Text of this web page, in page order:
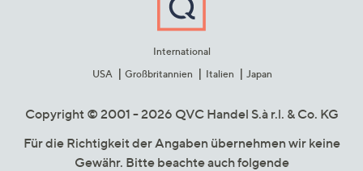
International
USA
Großbritannien Italien Japan
Copyright © 2001 - 2026 QVC Handel S.à r.l. & Co. KG
Für die Richtigkeit der Angaben übernehmen wir keine
Gewähr. Bitte beachte auch folgende